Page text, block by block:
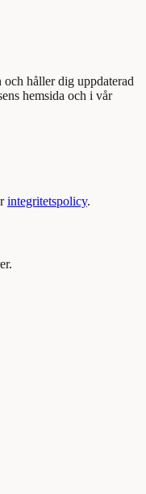
håller dig uppdaterad
hemsida och i vår
integritetspolicy.